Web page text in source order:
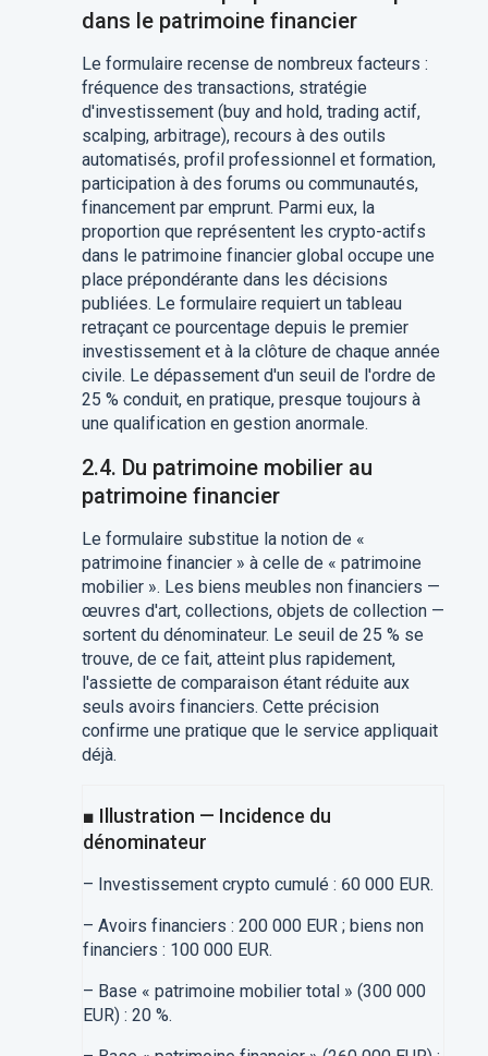
dans le patrimoine financier
Le formulaire recense de nombreux facteurs :
fréquence des transactions, stratégie
d'investissement (buy and hold, trading actif,
scalping, arbitrage), recours à des outils
automatisés, profil professionnel et formation,
participation à des forums ou communautés,
financement par emprunt. Parmi eux, la
proportion que représentent les crypto-actifs
dans le patrimoine financier global occupe une
place prépondérante dans les décisions
publiées. Le formulaire requiert un tableau
retraçant ce pourcentage depuis le premier
investissement et à la clôture de chaque année
civile. Le dépassement d'un seuil de l'ordre de
25 % conduit, en pratique, presque toujours à
une qualification en gestion anormale.
2.4. Du patrimoine mobilier au
patrimoine financier
Le formulaire substitue la notion de «
patrimoine financier » à celle de « patrimoine
mobilier ». Les biens meubles non financiers —
œuvres d'art, collections, objets de collection —
sortent du dénominateur. Le seuil de 25 % se
trouve, de ce fait, atteint plus rapidement,
l'assiette de comparaison étant réduite aux
seuls avoirs financiers. Cette précision
confirme une pratique que le service appliquait
déjà.
■ Illustration — Incidence du
dénominateur
– Investissement crypto cumulé : 60 000 EUR.
– Avoirs financiers : 200 000 EUR ; biens non
financiers : 100 000 EUR.
– Base « patrimoine mobilier total » (300 000
EUR) : 20 %.